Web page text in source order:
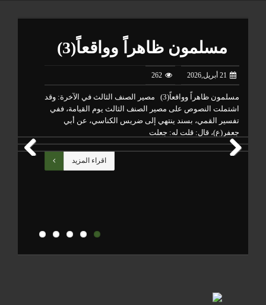
مسلمون ظاهراً وواقعاً(3)
21 أبريل,2026
مسلمون ظاهراً وواقعاً(3) مصير الصنف الثالث في الآخرة:
اشتملت النصوص على مصير الصنف الثالث يوم القيامة، ففي
تفسير القمي، بسند ينتهي إلى ضريس الكناسي، عن أبي
جعفر(ع)، قال: قلت له: جعلت
اقراء المزيد
شخصان،
أثناء
Previous